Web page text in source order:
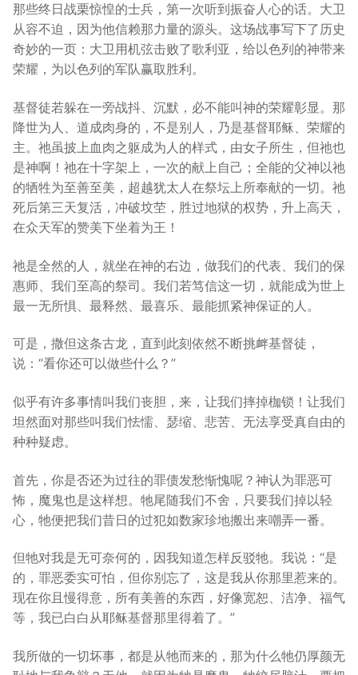
那些终日战栗惊惶的士兵，第一次听到振奋人心的话。大卫
从容不迫，因为他信赖那力量的源头。这场战事写下了历史
奇妙的一页：大卫用机弦击败了歌利亚，给以色列的神带来
荣耀，为以色列的军队赢取胜利。
基督徒若躲在一旁战抖、沉默，必不能叫神的荣耀彰显。那
降世为人、道成肉身的，不是别人，乃是基督耶稣、荣耀的
主。祂虽披上血肉之躯成为人的样式，由女子所生，但祂也
是神啊！祂在十字架上，一次的献上自己；全能的父神以祂
的牺牲为至善至美，超越犹太人在祭坛上所奉献的一切。祂
死后第三天复活，冲破坟茔，胜过地狱的权势，升上高天，
在众天军的赞美下坐着为王！
祂是全然的人，就坐在神的右边，做我们的代表、我们的保
惠师、我们至高的祭司。我们若笃信这一切，就能成为世上
最一无所惧、最释然、最喜乐、最能抓紧神保证的人。
可是，撒但这条古龙，直到此刻依然不断挑衅基督徒，
说：“看你还可以做些什么？”
似乎有许多事情叫我们丧胆，来，让我们摔掉枷锁！让我们
坦然面对那些叫我们怯懦、瑟缩、悲苦、无法享受真自由的
种种疑虑。
首先，你是否还为过往的罪债发愁惭愧呢？神认为罪恶可
怖，魔鬼也是这样想。牠尾随我们不舍，只要我们掉以轻
心，牠便把我们昔日的过犯如数家珍地搬出来嘲弄一番。
但牠对我是无可奈何的，因我知道怎样反驳牠。我说：“是
的，罪恶委实可怕，但你别忘了，这是我从你那里惹来的。
现在你且慢得意，所有美善的东西，好像宽恕、洁净、福气
等，我已白白从耶稣基督那里得着了。”
我所做的一切坏事，都是从牠而来的，那为什么牠仍厚颜无